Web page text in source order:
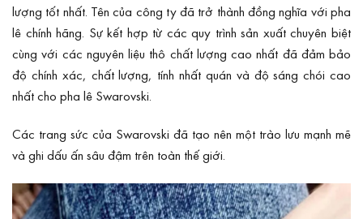
lượng tốt nhất. Tên của công ty đã trở thành đồng nghĩa với pha
lê chính hãng. Sự kết hợp từ các quy trình sản xuất chuyên biệt
cùng với các nguyên liệu thô chất lượng cao nhất đã đảm bảo
độ chính xác, chất lượng, tính nhất quán và độ sáng chói cao
nhất cho pha lê Swarovski.
Các trang sức của Swarovski đã tạo nên một trào lưu mạnh mẽ
và ghi dấu ấn sâu đậm trên toàn thế giới.